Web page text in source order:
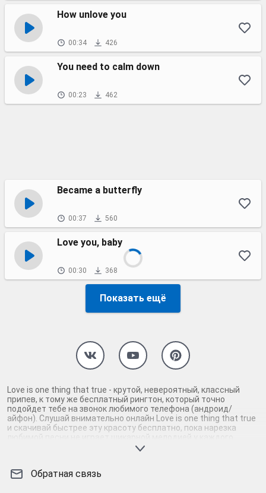
How unlove you
00:34 426
You need to calm down
00:23 462
Became a butterfly
00:37 560
Love you, baby
00:30 368
Показать ещё
Love is one thing that true - крутой, невероятный, классный
припев, к тому же бесплатный рингтон, который точно
подойдет тебе на звонок любимого телефона (андроид/
айфон). Слушай внимательно онлайн Love is one thing that true
и скачивай быстрее эту красоту бесплатно, пока нарезка
любимой песни не играет шикарной мелодией у каждого
второго на звонке. Будь первым, кто скачает бесплатно сей
можешь найти и скачать другую нарезку mp3 песни на звонок
Обратная связь